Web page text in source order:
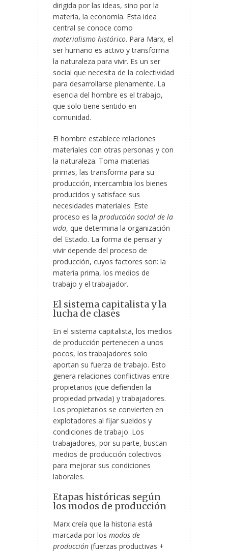
dirigida por las ideas, sino por la
materia, la economía. Esta idea
central se conoce como
materialismo histórico. Para Marx, el
ser humano es activo y transforma
la naturaleza para vivir. Es un ser
social que necesita de la colectividad
para desarrollarse plenamente. La
esencia del hombre es el trabajo,
que solo tiene sentido en
comunidad.
El hombre establece relaciones
materiales con otras personas y con
la naturaleza. Toma materias
primas, las transforma para su
producción, intercambia los bienes
producidos y satisface sus
necesidades materiales. Este
proceso es la producción social de la
vida, que determina la organización
del Estado. La forma de pensar y
vivir depende del proceso de
producción, cuyos factores son: la
materia prima, los medios de
trabajo y el trabajador.
El sistema capitalista y la
lucha de clases
En el sistema capitalista, los medios
de producción pertenecen a unos
pocos, los trabajadores solo
aportan su fuerza de trabajo. Esto
genera relaciones conflictivas entre
propietarios (que defienden la
propiedad privada) y trabajadores.
Los propietarios se convierten en
explotadores al fijar sueldos y
condiciones de trabajo. Los
trabajadores, por su parte, buscan
medios de producción colectivos
para mejorar sus condiciones
laborales.
Etapas históricas según
los modos de producción
Marx creía que la historia está
marcada por los modos de
producción (fuerzas productivas +